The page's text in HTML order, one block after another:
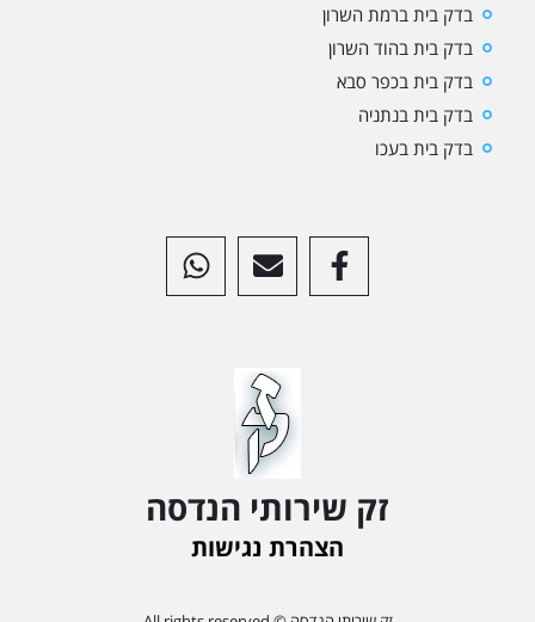
בדק בית ברמת השרון
בדק בית בהוד השרון
בדק בית בכפר סבא
בדק בית בנתניה
בדק בית בעכו
זק שירותי הנדסה
הצהרת נגישות